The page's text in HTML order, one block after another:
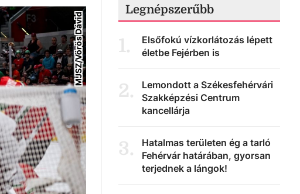
MJSZ/Vörös Dávid
Legnépszerűbb
1.
Elsőfokú vízkorlátozás lépett
életbe Fejérben is
2.
Lemondott a Székesfehérvári
Szakképzési Centrum
kancellárja
3.
Hatalmas területen ég a tarló
Fehérvár határában, gyorsan
terjednek a lángok!